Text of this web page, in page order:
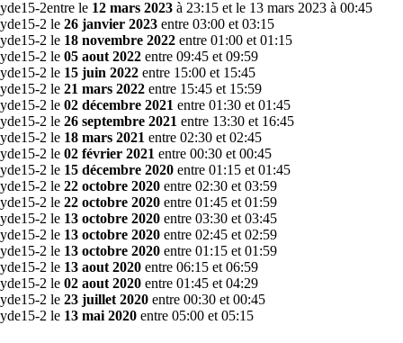
yde15-2entre le 12 mars 2023 à 23:15 et le 13 mars 2023 à 00:45
yde15-2 le 26 janvier 2023 entre 03:00 et 03:15
yde15-2 le 18 novembre 2022 entre 01:00 et 01:15
yde15-2 le 05 aout 2022 entre 09:45 et 09:59
yde15-2 le 15 juin 2022 entre 15:00 et 15:45
yde15-2 le 21 mars 2022 entre 15:45 et 15:59
yde15-2 le 02 décembre 2021 entre 01:30 et 01:45
yde15-2 le 26 septembre 2021 entre 13:30 et 16:45
yde15-2 le 18 mars 2021 entre 02:30 et 02:45
yde15-2 le 02 février 2021 entre 00:30 et 00:45
yde15-2 le 15 décembre 2020 entre 01:15 et 01:45
yde15-2 le 22 octobre 2020 entre 02:30 et 03:59
yde15-2 le 22 octobre 2020 entre 01:45 et 01:59
yde15-2 le 13 octobre 2020 entre 03:30 et 03:45
yde15-2 le 13 octobre 2020 entre 02:45 et 02:59
yde15-2 le 13 octobre 2020 entre 01:15 et 01:59
yde15-2 le 13 aout 2020 entre 06:15 et 06:59
yde15-2 le 02 aout 2020 entre 01:45 et 04:29
yde15-2 le 23 juillet 2020 entre 00:30 et 00:45
yde15-2 le 13 mai 2020 entre 05:00 et 05:15